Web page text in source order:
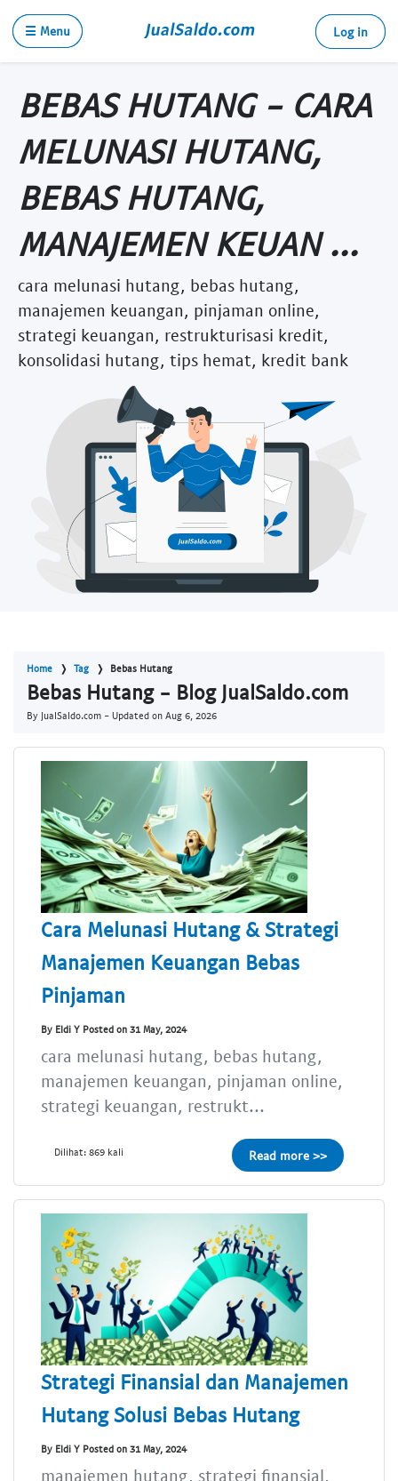
☰ Menu Log in
BEBAS HUTANG - CARA
MELUNASI HUTANG,
BEBAS HUTANG,
MANAJEMEN KEUAN ...
cara melunasi hutang, bebas hutang,
manajemen keuangan, pinjaman online,
strategi keuangan, restrukturisasi kredit,
konsolidasi hutang, tips hemat, kredit bank
Home Tag Bebas Hutang
Bebas Hutang - Blog JualSaldo.com
By JualSaldo.com - Updated on Aug 6, 2026
Cara Melunasi Hutang & Strategi
Manajemen Keuangan Bebas
Pinjaman
By Eldi Y Posted on 31 May, 2024
cara melunasi hutang, bebas hutang,
manajemen keuangan, pinjaman online,
strategi keuangan, restrukt...
Dilihat: 869 kali Read more >>
Strategi Finansial dan Manajemen
Hutang Solusi Bebas Hutang
By Eldi Y Posted on 31 May, 2024
manajemen hutang, strategi finansial,